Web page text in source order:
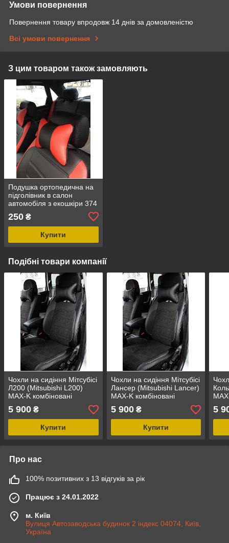
Умови повернення
Повернення товару впродовж 14 днів за домовленістю
Всі умови повернення
З цим товаром також замовляють
Подушка ортопедична на
підголівник в салон
автомобіля з екошкіри 374
250 ₴
Купити
Подібні товари компанії
Чохли на сидіння Мітсубісі
Л200 (Mitsubishi L200)
MAX-K комбіновані
аригона алькантара
5 900 ₴
Купити
Чохли на сидіння Мітсубісі
Лансер (Mitsubishi Lancer)
MAX-K комбіновані
аригона алькантара
5 900₴
Купити
5
Про нас
100% позитивних з 13 відгуків за рік
Працює з 24.01.2022
м. Київ
Вулиця Автозаводська будинок 2 індекс 04074, Київ,
Україна